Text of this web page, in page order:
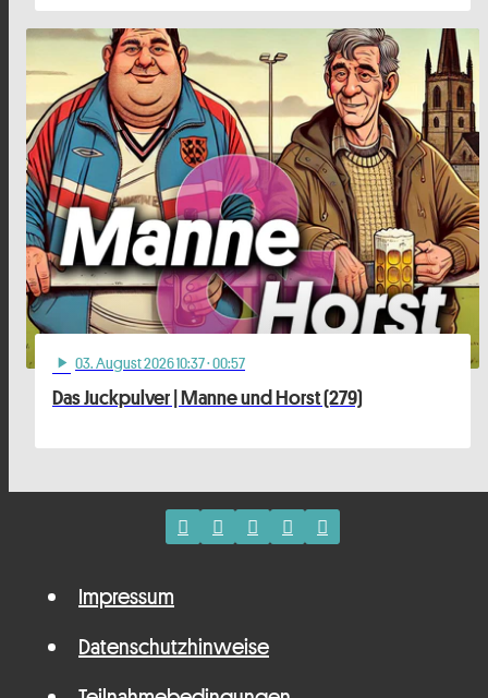
play_arrow 03. August 2026 10:37· 00:57
Das Juckpulver | Manne und Horst (279)
Impressum
Datenschutzhinweise